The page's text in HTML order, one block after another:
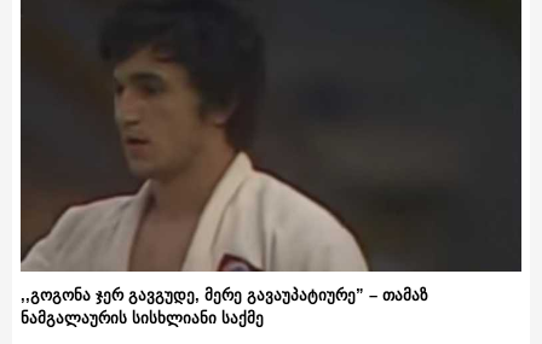
,,გოგონა ჯერ გავგუდე, მერე გავაუპატიურე” – თამაზ
ნამგალაურის სისხლიანი საქმე